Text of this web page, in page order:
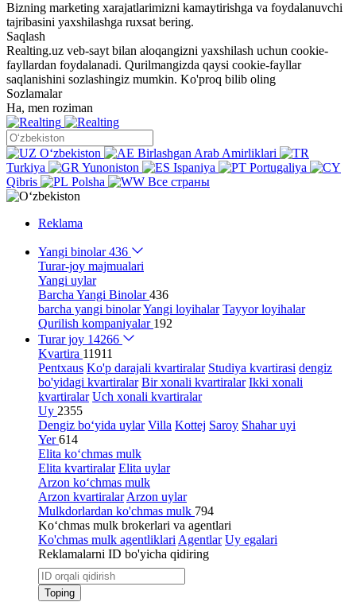
Bizning marketing xarajatlarimizni kamaytirishga va foydalanuvchi
tajribasini yaxshilashga ruxsat bering.
Saqlash
Realting.uz veb-sayt bilan aloqangizni yaxshilash uchun cookie-
fayllardan foydalanadi. Qurilmangizda qaysi cookie-fayllar
saqlanishini sozlashingiz mumkin. Ko'proq bilib oling
Sozlamalar
Ha, men roziman
Oʻzbekiston
Birlashgan Arab Amirliklari
Turkiya
Yunoniston Ispaniya
Portugaliya
Qibris
Polsha Все страны
Reklama
Yangi binolar436
Turar-joy majmualari
Yangi uylar
Barcha Yangi Binolar436
barcha yangi binolarYangi loyihalar Tayyor loyihalar
Qurilish kompaniyalar 192
Turar joy 14266
Kvartira 11911
Pentxaus Ko'p darajali kvartiralar Studiya kvartirasi dengiz
bo'yidagi kvartiralar Bir xonali kvartiralar Ikki xonali
kvartiralar Uch xonali kvartiralar
Uy 2355
Dengiz bo‘yida uylar Villa Kottej Saroy Shahar uyi
Yer614
Elita ko‘chmas mulk
Elita kvartiralar Elita uylar
Arzon ko‘chmas mulk
Arzon kvartiralar Arzon uylar
Mulkdorlardan ko'chmas mulk 794
Ko‘chmas mulk brokerlari va agentlari
Ko'chmas mulk agentliklari Agentlar Uy egalari
Reklamalarni ID bo'yicha qidiring
Toping